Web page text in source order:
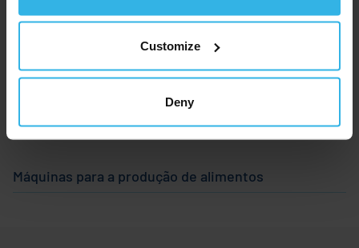
Customize
Deny
Aplicações na indústria
alimentar
Máquinas para a produção de alimentos